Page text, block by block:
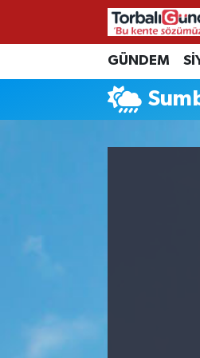
GÜNDEM
İzmir Nöbetçi Eczaneler
İzmir Hava Durumu
İzmir Trafik Yoğunluk
Haber Arşivi